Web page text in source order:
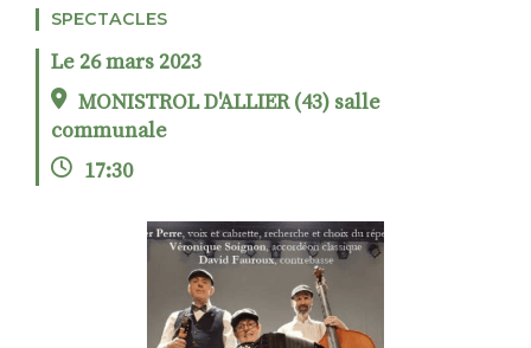
ALTER STRADA
S'INSCRIRE À LA NEWSLETTER
FACEBOOKINSTAGRAM
LINKEDIN
SPECTACLES
Le 26 mars 2023
MONISTROL D'ALLIER (43) salle
communale
17:30